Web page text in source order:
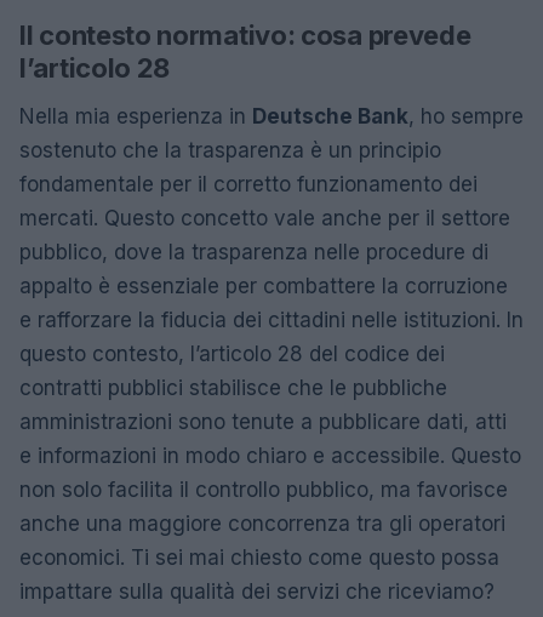
Il contesto normativo: cosa prevede
l’articolo 28
Nella mia esperienza in Deutsche Bank, ho sempre
sostenuto che la trasparenza è un principio
fondamentale per il corretto funzionamento dei
mercati. Questo concetto vale anche per il settore
pubblico, dove la trasparenza nelle procedure di
appalto è essenziale per combattere la corruzione
e rafforzare la fiducia dei cittadini nelle istituzioni. In
questo contesto, l’articolo 28 del codice dei
contratti pubblici stabilisce che le pubbliche
amministrazioni sono tenute a pubblicare dati, atti
e informazioni in modo chiaro e accessibile. Questo
non solo facilita il controllo pubblico, ma favorisce
anche una maggiore concorrenza tra gli operatori
economici. Ti sei mai chiesto come questo possa
impattare sulla qualità dei servizi che riceviamo?